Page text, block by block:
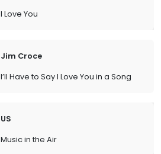
I Love You
Jim Croce
I’ll Have to Say I Love You in a Song
US
Music in the Air